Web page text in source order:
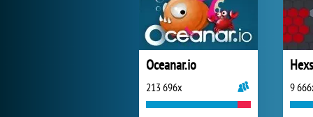
Oceanar.io
213 696x 9